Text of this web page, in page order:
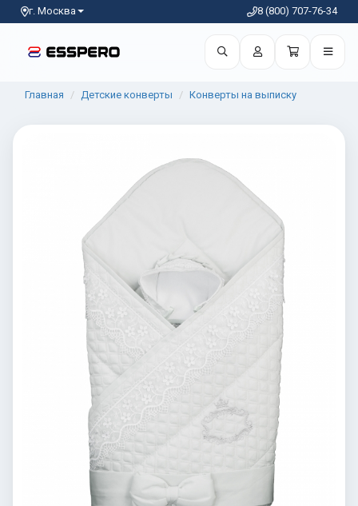
г. Москва 8 (800) 707-76-34
Главная Детские конверты Конверты на выписку